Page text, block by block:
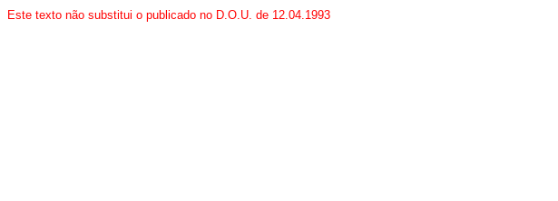
Este texto não substitui o publicado no D.O.U. de 12.04.1993